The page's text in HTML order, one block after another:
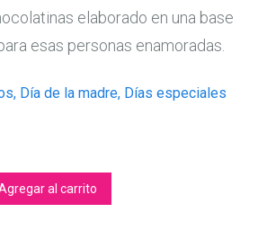
elaborado en una base
esas personas enamoradas.
Día de la madre, Días especiales
al carrito